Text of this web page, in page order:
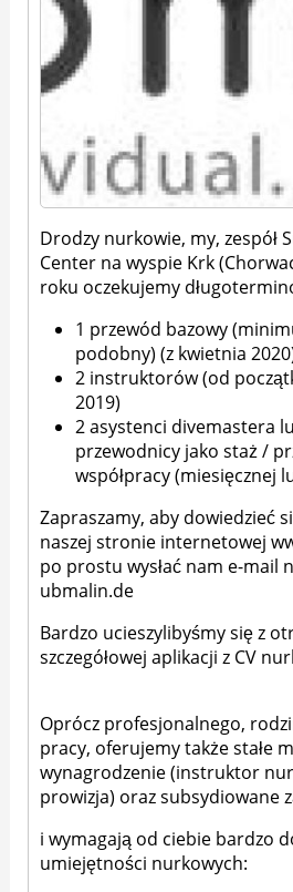
Drodzy nurkowie, my, zespół
Center na wyspie Krk
roku oczekujemy
1 przewód bazowy
podobny) (z kwietnia
2 instruktorów (od
2019)
2 asystenci divemastera
przewodnicy jako staż /
współpracy (miesięcznej
Zapraszamy, aby dowiedzieć
naszej stronie internetowej
po prostu wysłać nam e-mail
ubmalin.de
Bardzo ucieszylibyśmy się z
szczegółowej aplikacji z CV
Oprócz profesjonalnego,
pracy, oferujemy także stałe
wynagrodzenie (instruktor
prowizja) oraz subsydiowane
i wymagają od ciebie bardzo
umiejętności nurkowych: